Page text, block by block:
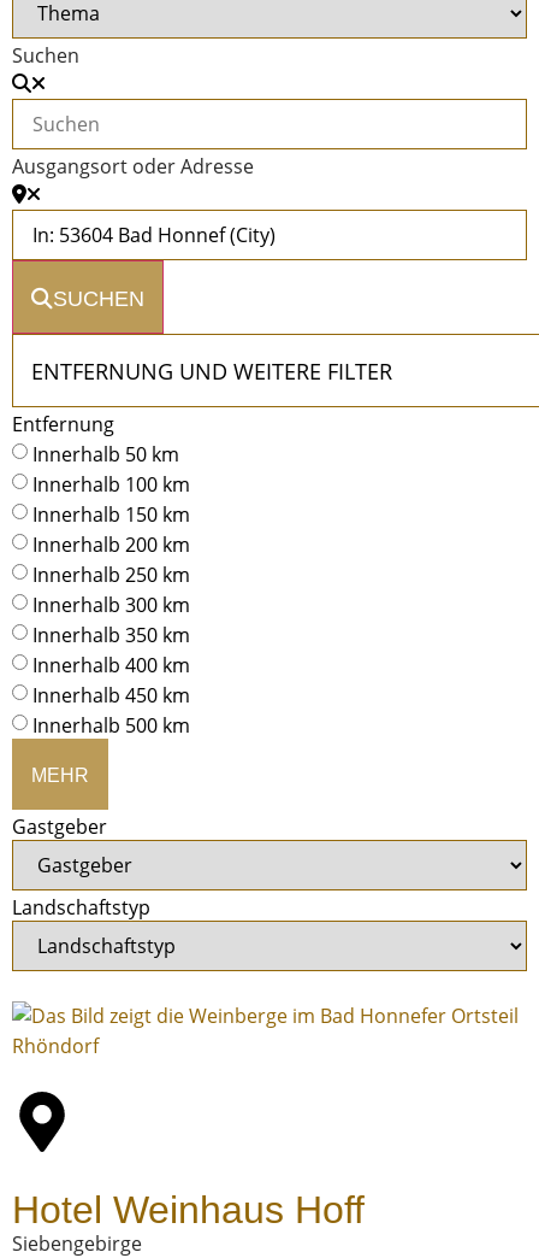
Suchen
Ausgangsort oder Adresse
SUCHEN
Entfernung
Innerhalb 50 km
Innerhalb 100 km
Innerhalb 150 km
Innerhalb 200 km
Innerhalb 250 km
Innerhalb 300 km
Innerhalb 350 km
Innerhalb 400 km
Innerhalb 450 km
Innerhalb 500 km
MEHR
Gastgeber
Landschaftstyp
Hotel Weinhaus Hoff
Siebengebirge